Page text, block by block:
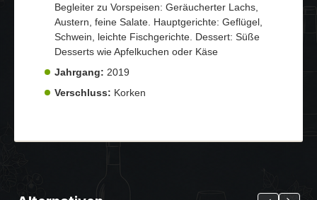
Begleiter zu Vorspeisen: Geräucherter Lachs,
Austern, feine Salate. Hauptgerichte: Geflügel,
Schwein, leichte Fischgerichte. Dessert: Süße
Desserts wie Apfelkuchen oder Käse
Jahrgang: 2019
Verschluss: Korken